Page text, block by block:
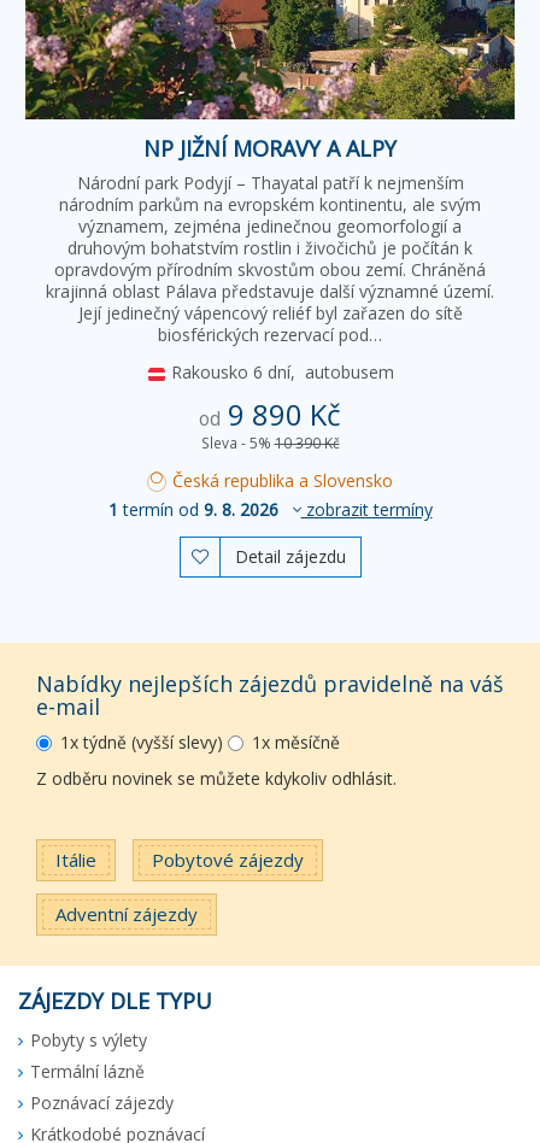
NP JIŽNÍ MORAVY A ALPY
Národní park Podyjí – Thayatal patří k nejmenším
národním parkům na evropském kontinentu, ale svým
významem, zejména jedinečnou geomorfologií a
druhovým bohatstvím rostlin i živočichů je počítán k
opravdovým přírodním skvostům obou zemí. Chráněná
krajinná oblast Pálava představuje další významné území.
Její jedinečný vápencový reliéf byl zařazen do sítě
biosférických rezervací pod…
Rakousko 6 dní, autobusem
od 9 890 Kč
Sleva - 5% 10 390 Kč
Česká republika a Slovensko
1 termín od 9. 8. 2026 zobrazit termíny
 Detail zájezdu
Nabídky nejlepších zájezdů pravidelně na váš
e-mail
1x týdně (vyšší slevy)
1x měsíčně
Z odběru novinek se můžete kdykoliv odhlásit.
Itálie Pobytové zájezdy
Adventní zájezdy
ZÁJEZDY DLE TYPU
Pobyty s výlety
Termální lázně
Poznávací zájezdy
Krátkodobé poznávací